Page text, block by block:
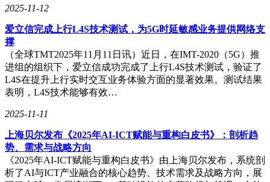
2025-11-12
爱立信完成上行L4S技术测试，为5G时延敏感业务提供网络支
撑
（全球TMT2025年11月11日讯）近日，在IMT-2020（5G）推
进组的组织下，爱立信成功完成了上行L4S技术测试，验证了
L4S在提升上行实时交互业务体验方面的显著效果。测试结果
表明，L4S技术能够有效…
2025-11-11
上海贝尔发布《2025年AI-ICT赋能与重构白皮书》：剖析趋
势、需求与战略方向
《2025年AI-ICT赋能与重构白皮书》由上海贝尔发布，系统剖
析了AI与ICT产业融合的核心趋势、技术需求及战略方向，展